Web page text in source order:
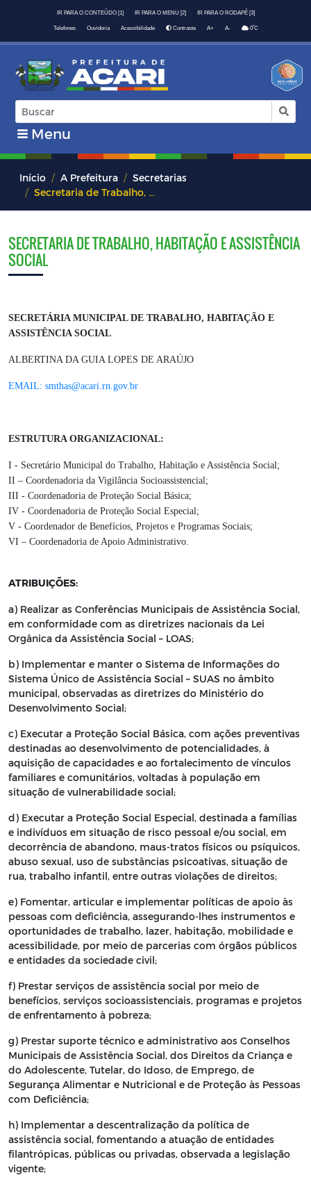
IR PARA O CONTEÚDO [1] IR PARA O MENU [2] IR PARA O RODAPÉ [3]
Telefones Ouvidoria Acessibilidade Contraste A+ A- 0ºC
Menu
Início A Prefeitura
Secretarias
Secretaria de Trabalho, Habitação e Assistência Social
SECRETARIA DE TRABALHO, HABITAÇÃO E ASSISTÊNCIA
SOCIAL
SECRETÁRIA MUNICIPAL DE TRABALHO, HABITAÇÃO E
ASSISTÊNCIA SOCIAL
ALBERTINA DA GUIA LOPES DE ARAÚJO
EMAIL: smthas@acari.rn.gov.br
ESTRUTURA ORGANIZACIONAL:
I - Secretário Municipal do Trabalho, Habitação e Assistência Social;
II – Coordenadoria da Vigilância Socioassistencial;
III - Coordenadoria de Proteção Social Básica;
IV - Coordenadoria de Proteção Social Especial;
V - Coordenador de Benefícios, Projetos e Programas Sociais;
VI – Coordenadoria de Apoio Administrativo.
ATRIBUIÇÕES:
a) Realizar as Conferências Municipais de Assistência Social,
em conformidade com as diretrizes nacionais da Lei
Orgânica da Assistência Social – LOAS;
b) Implementar e manter o Sistema de Informações do
Sistema Único de Assistência Social – SUAS no âmbito
municipal, observadas as diretrizes do Ministério do
Desenvolvimento Social;
c) Executar a Proteção Social Básica, com ações preventivas
destinadas ao desenvolvimento de potencialidades, à
aquisição de capacidades e ao fortalecimento de vínculos
familiares e comunitários, voltadas à população em
situação de vulnerabilidade social;
d) Executar a Proteção Social Especial, destinada a famílias
e indivíduos em situação de risco pessoal e/ou social, em
decorrência de abandono, maus-tratos físicos ou psíquicos,
abuso sexual, uso de substâncias psicoativas, situação de
rua, trabalho infantil, entre outras violações de direitos;
e) Fomentar, articular e implementar políticas de apoio às
pessoas com deficiência, assegurando-lhes instrumentos e
oportunidades de trabalho, lazer, habitação, mobilidade e
acessibilidade, por meio de parcerias com órgãos públicos
e entidades da sociedade civil;
f) Prestar serviços de assistência social por meio de
benefícios, serviços socioassistenciais, programas e projetos
de enfrentamento à pobreza;
g) Prestar suporte técnico e administrativo aos Conselhos
Municipais de Assistência Social, dos Direitos da Criança e
do Adolescente, Tutelar, do Idoso, de Emprego, de
Segurança Alimentar e Nutricional e de Proteção às Pessoas
com Deficiência;
h) Implementar a descentralização da política de
assistência social, fomentando a atuação de entidades
filantrópicas, públicas ou privadas, observada a legislação
vigente;